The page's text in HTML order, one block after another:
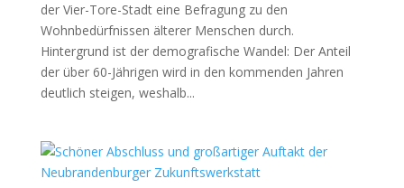
der Vier-Tore-Stadt eine Befragung zu den
Wohnbedürfnissen älterer Menschen durch.
Hintergrund ist der demografische Wandel: Der Anteil
der über 60-Jährigen wird in den kommenden Jahren
deutlich steigen, weshalb...